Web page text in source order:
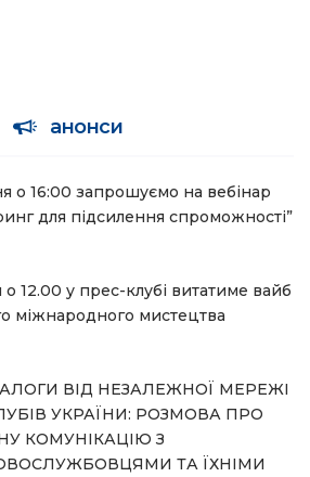
анонси
о 16:00 запрошуємо на вебінар
для підсилення спроможності”
12.00 у прес-клубі витатиме вайб
міжнародного мистецтва
ВІД НЕЗАЛЕЖНОЇ МЕРЕЖІ
УКРАЇНИ: РОЗМОВА ПРО
КОМУНІКАЦІЮ З
ТА ЇХНІМИ